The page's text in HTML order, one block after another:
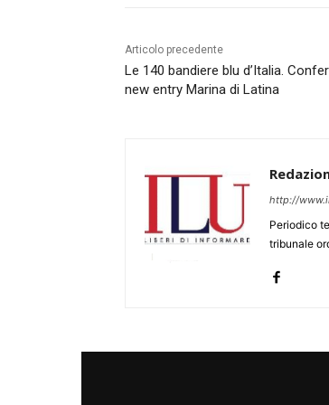
Articolo precedente
Le 140 bandiere blu d’Italia.
new entry Marina di Latina
http://
Periodico
tribunale